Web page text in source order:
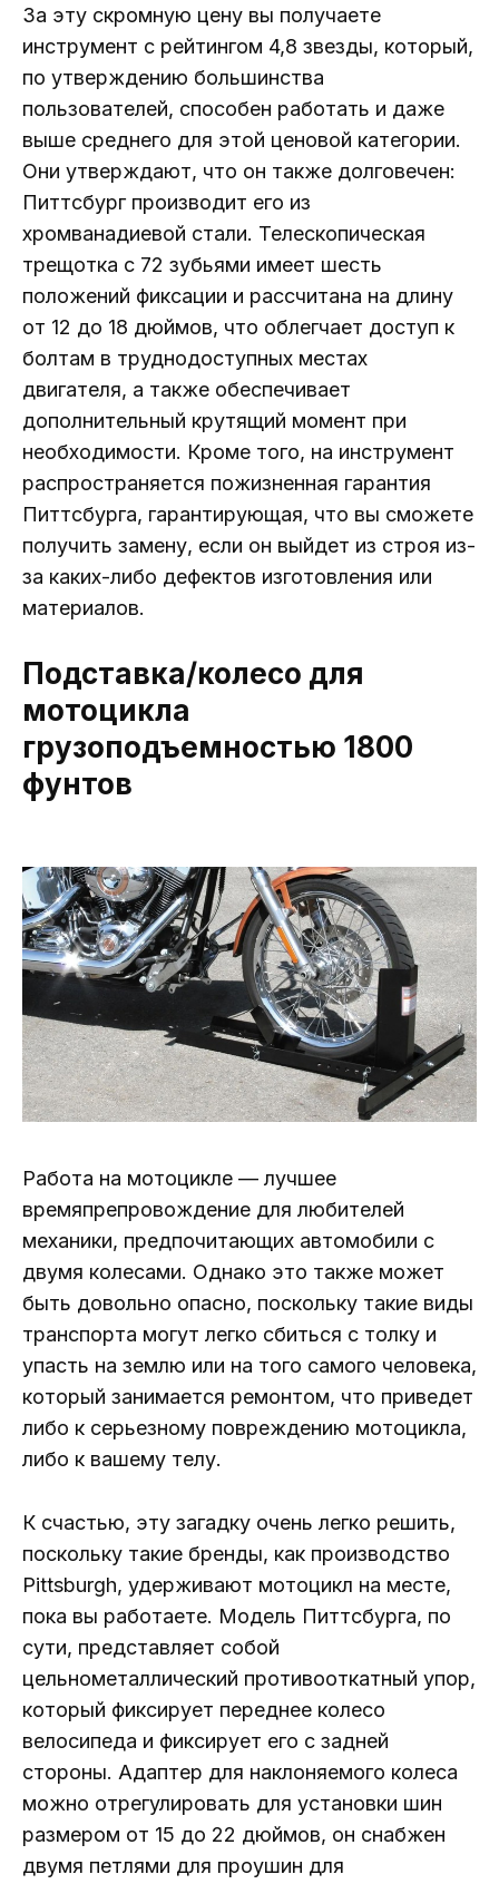
За эту скромную цену вы получаете
инструмент с рейтингом 4,8 звезды, который,
по утверждению большинства
пользователей, способен работать и даже
выше среднего для этой ценовой категории.
Они утверждают, что он также долговечен:
Питтсбург производит его из
хромванадиевой стали. Телескопическая
трещотка с 72 зубьями имеет шесть
положений фиксации и рассчитана на длину
от 12 до 18 дюймов, что облегчает доступ к
болтам в труднодоступных местах
двигателя, а также обеспечивает
дополнительный крутящий момент при
необходимости. Кроме того, на инструмент
распространяется пожизненная гарантия
Питтсбурга, гарантирующая, что вы сможете
получить замену, если он выйдет из строя из-
за каких-либо дефектов изготовления или
материалов.
Подставка/колесо для
мотоцикла
грузоподъемностью 1800
фунтов
Работа на мотоцикле — лучшее
времяпрепровождение для любителей
механики, предпочитающих автомобили с
двумя колесами. Однако это также может
быть довольно опасно, поскольку такие виды
транспорта могут легко сбиться с толку и
упасть на землю или на того самого человека,
который занимается ремонтом, что приведет
либо к серьезному повреждению мотоцикла,
либо к вашему телу.
К счастью, эту загадку очень легко решить,
поскольку такие бренды, как производство
Pittsburgh, удерживают мотоцикл на месте,
пока вы работаете. Модель Питтсбурга, по
сути, представляет собой
цельнометаллический противооткатный упор,
который фиксирует переднее колесо
велосипеда и фиксирует его с задней
стороны. Адаптер для наклоняемого колеса
можно отрегулировать для установки шин
размером от 15 до 22 дюймов, он снабжен
двумя петлями для проушин для